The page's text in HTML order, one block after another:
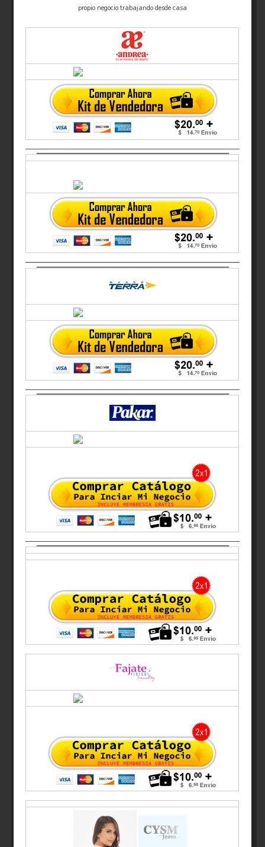
propio negocio trabajando desde casa